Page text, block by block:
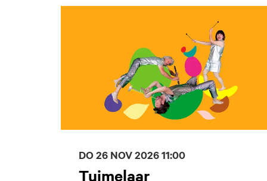
Tuimelaar
DO 26 NOV 202611:00